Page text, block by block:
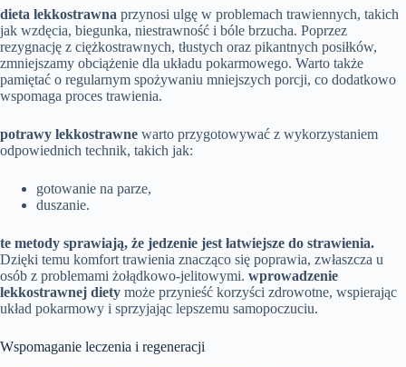
dieta lekkostrawna przynosi ulgę w problemach trawiennych, takich
jak wzdęcia, biegunka, niestrawność i bóle brzucha. Poprzez
rezygnację z ciężkostrawnych, tłustych oraz pikantnych posiłków,
zmniejszamy obciążenie dla układu pokarmowego. Warto także
pamiętać o regularnym spożywaniu mniejszych porcji, co dodatkowo
wspomaga proces trawienia.
potrawy lekkostrawne warto przygotowywać z wykorzystaniem
odpowiednich technik, takich jak:
gotowanie na parze,
duszanie.
te metody sprawiają, że jedzenie jest łatwiejsze do strawienia.
Dzięki temu komfort trawienia znacząco się poprawia, zwłaszcza u
osób z problemami żołądkowo-jelitowymi. wprowadzenie
lekkostrawnej diety może przynieść korzyści zdrowotne, wspierając
układ pokarmowy i sprzyjając lepszemu samopoczuciu.
Wspomaganie leczenia i regeneracji